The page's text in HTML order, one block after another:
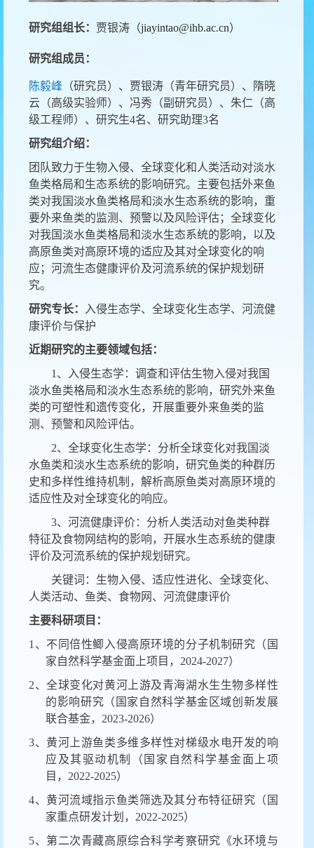
研究组组长： 贾银涛（jiayintao@ihb.ac.cn）
研究组成员：
陈毅峰 （研究员）、贾银涛（青年研究员）、隋晓
云（高级实验师）、冯秀（副研究员）、朱仁（高
级工程师）、研究生4名、研究助理3名
研究组介绍：
团队致力于生物入侵、全球变化和人类活动对淡水
鱼类格局和生态系统的影响研究。主要包括外来鱼
类对我国淡水鱼类格局和淡水生态系统的影响，重
要外来鱼类的监测、预警以及风险评估；全球变化
对我国淡水鱼类格局和淡水生态系统的影响，以及
高原鱼类对高原环境的适应及其对全球变化的响
应；河流生态健康评价及河流系统的保护规划研
究。
研究专长： 入侵生态学、全球变化生态学、河流健
康评价与保护
近期研究的主要领域包括：
1、入侵生态学：调查和评估生物入侵对我国
淡水鱼类格局和淡水生态系统的影响，研究外来鱼
类的可塑性和遗传变化，开展重要外来鱼类的监
测、预警和风险评估。
2、全球变化生态学：分析全球变化对我国淡
水鱼类和淡水生态系统的影响，研究鱼类的种群历
史和多样性维持机制，解析高原鱼类对高原环境的
适应性及对全球变化的响应。
3、河流健康评价：分析人类活动对鱼类种群
特征及食物网结构的影响，开展水生态系统的健康
评价及河流系统的保护规划研究。
关键词：生物入侵、适应性进化、全球变化、
人类活动、鱼类、食物网、河流健康评价
主要科研项目：
1、不同倍性鲫入侵高原环境的分子机制研究（国
家自然科学基金面上项目，2024-2027）
2、全球变化对黄河上游及青海湖水生生物多样性
的影响研究（国家自然科学基金区域创新发展
联合基金，2023-2026）
3、黄河上游鱼类多维多样性对梯级水电开发的响
应及其驱动机制（国家自然科学基金面上项
目，2022-2025）
4、黄河流域指示鱼类筛选及其分布特征研究（国
家重点研发计划，2022-2025）
5、第二次青藏高原综合科学考察研究《水环境与